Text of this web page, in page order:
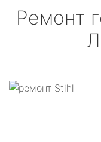
Ремонт